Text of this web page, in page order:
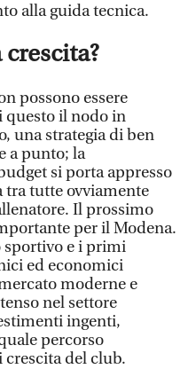
alla guida tecnica.
possono essere
questo il nodo in
una strategia di ben
a punto; la
si porta appresso
tra tutte ovviamente
Il prossimo
per il Modena.
e i primi
ed economici
moderne e
nel settore
ingenti,
percorso
del club.